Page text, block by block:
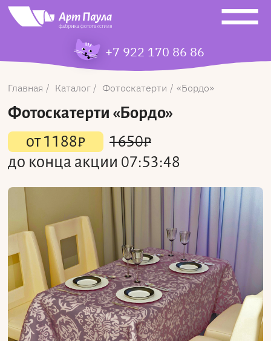
+7 922 170 86 86
Главная Каталог Фотоскатерти Бордо
Фотоскатерти «Бордо»
от1188₽ 1650₽
до конца акции 07:53:48